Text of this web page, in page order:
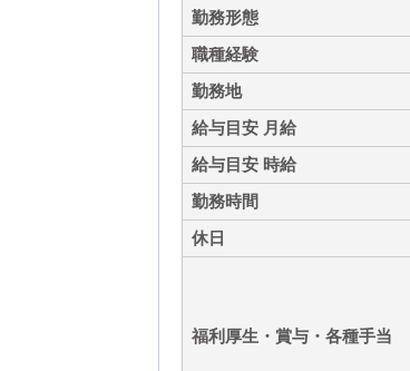
勤務形態
職種経験
勤務地
給与目安 月給
給与目安 時給
勤務時間
休日
福利厚生・賞与・各種手当